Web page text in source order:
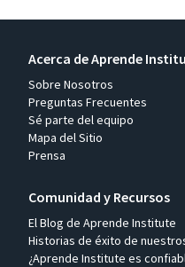
Acerca de Aprende
Sobre Nosotros
Preguntas Frecuentes
Sé parte del equipo
Mapa del Sitio
Prensa
Comunidad y Recursos
El Blog de Aprende Institute
Historias de éxito de
¿Aprende Institute es